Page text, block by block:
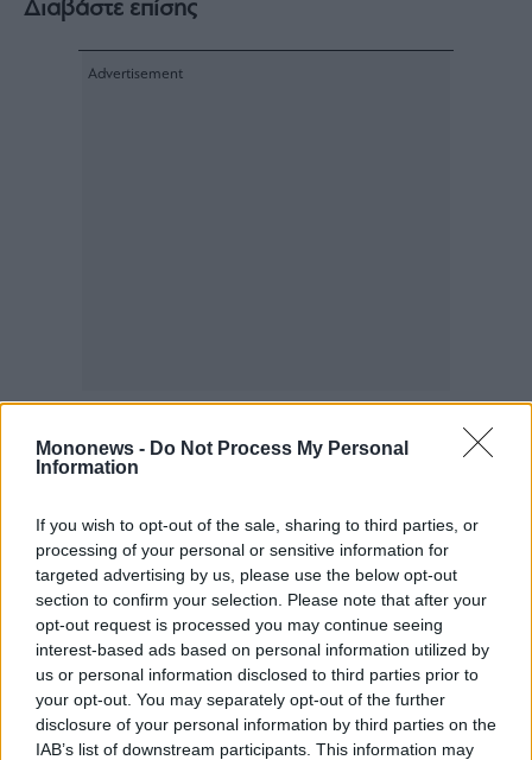
Mononews - Do Not Process My Personal
Information
If you wish to opt-out of the sale, sharing to third parties, or
processing of your personal or sensitive information for
targeted advertising by us, please use the below opt-out
section to confirm your selection. Please note that after your
opt-out request is processed you may continue seeing
interest-based ads based on personal information utilized by
us or personal information disclosed to third parties prior to
your opt-out. You may separately opt-out of the further
disclosure of your personal information by third parties on the
IAB’s list of downstream participants. This information may
Διαβάστε επίσης